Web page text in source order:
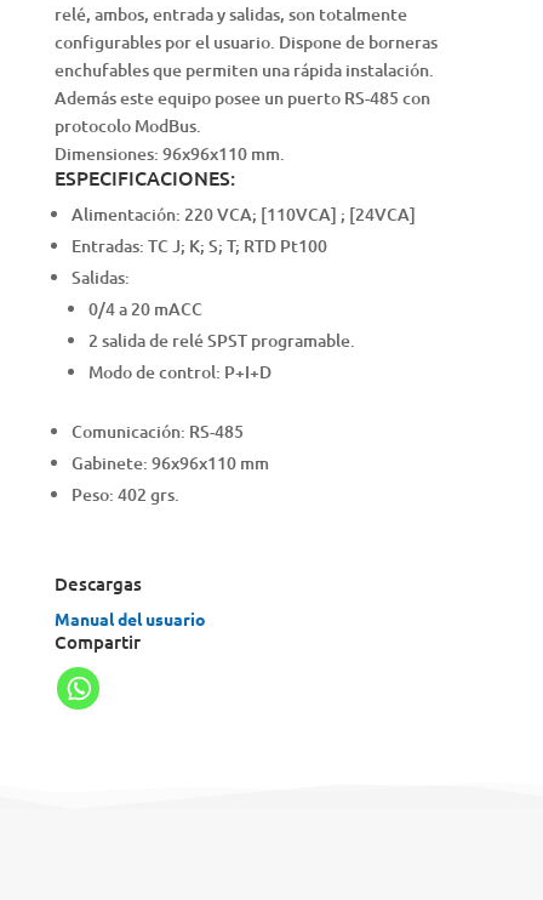
relé, ambos, entrada y salidas, son totalmente
configurables por el usuario. Dispone de borneras
enchufables que permiten una rápida instalación.
Además este equipo posee un puerto RS-485 con
protocolo ModBus.
Dimensiones: 96x96x110 mm.
ESPECIFICACIONES:
Alimentación: 220 VCA; [110VCA] ; [24VCA]
Entradas: TC J; K; S; T; RTD Pt100
Salidas:
0/4 a 20 mACC
2 salida de relé SPST programable.
Modo de control: P+I+D
Comunicación: RS-485
Gabinete: 96x96x110 mm
Peso: 402 grs.
Descargas
Manual del usuario
Compartir